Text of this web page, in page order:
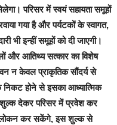
परिसर में स्वयं सहायता समूहों
गया है और पर्यटकों के स्वागत,
भी इन्हीं समूहों को दी जाएगी।
और आतिथ्य सत्कार का विशेष
न केवल प्राकृतिक सौंदर्य से
निकट होने से इसका आध्यात्मिक
शुल्क देकर परिसर में प्रवेश कर
कर सकेंगे, इस शुल्क से